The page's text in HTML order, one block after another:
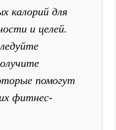
калорий для
и целей.
помогут
фитнес-